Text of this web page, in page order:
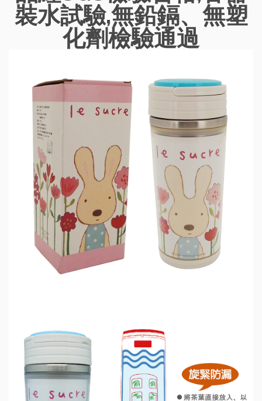
裝水試驗,無鉛鎘、無塑
化劑檢驗通過